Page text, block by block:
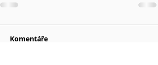
Komentáře